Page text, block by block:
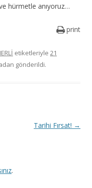
hürmetle anıyoruz…
print
etiketleriyle 21
gönderildi.
Tarihi Fırsat! →
.